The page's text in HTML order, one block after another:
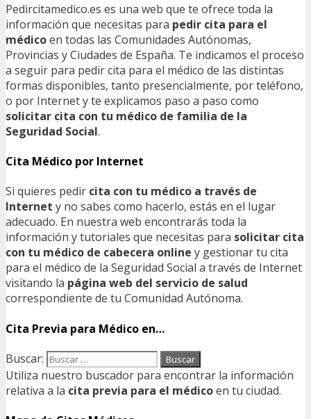
Pedircitamedico.es es una web que te ofrece toda la
información que necesitas para pedir cita para el
médicoen todas las Comunidades Autónomas,
Provincias y Ciudades de España. Te indicamos el proceso
a seguir para pedir cita para el médico de las distintas
formas disponibles, tanto presencialmente, por teléfono,
o por Internet y te explicamos paso a paso como
solicitar cita con tu médico de familia de la
Seguridad Social.
Cita Médico por Internet
Si quieres pedir cita con tu médico a través de
Internet y no sabes como hacerlo, estás en el lugar
adecuado. En nuestra web encontrarás toda la
información y tutoriales que necesitas para solicitar cita
con tu médico de cabecera online y gestionar tu cita
para el médico de la Seguridad Social a través de Internet
visitando la página web del servicio de salud
correspondiente de tu Comunidad Autónoma.
Cita Previa para Médico en…
Buscar:
Utiliza nuestro buscador para encontrar la información
relativa a la cita previa para el médicoen tu ciudad.